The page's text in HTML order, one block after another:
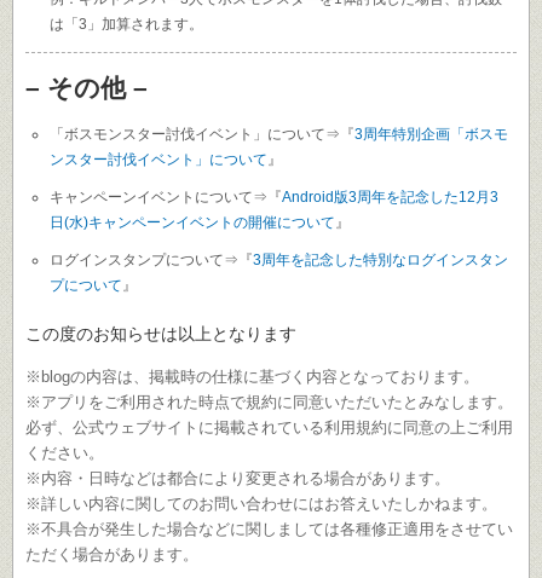
は「3」加算されます。
– その他 –
「ボスモンスター討伐イベント」について⇒『3周年特別企画「ボスモ
ンスター討伐イベント」について』
キャンペーンイベントについて⇒『Android版3周年を記念した12月3
日(水)キャンペーンイベントの開催について』
ログインスタンプについて⇒『3周年を記念した特別なログインスタン
プについて』
この度のお知らせは以上となります
※blogの内容は、掲載時の仕様に基づく内容となっております。
※アプリをご利用された時点で規約に同意いただいたとみなします。
必ず、公式ウェブサイトに掲載されている利用規約に同意の上ご利用
ください。
※内容・日時などは都合により変更される場合があります。
※詳しい内容に関してのお問い合わせにはお答えいたしかねます。
※不具合が発生した場合などに関しましては各種修正適用をさせてい
ただく場合があります。